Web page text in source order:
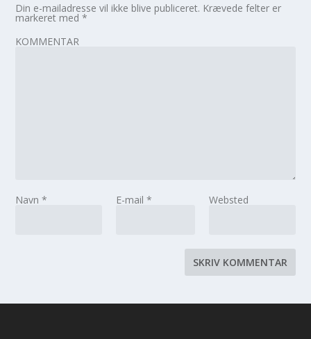
Din e-mailadresse vil ikke blive publiceret. Krævede felter er
markeret med*
KOMMENTAR
Navn* E-mail * Websted